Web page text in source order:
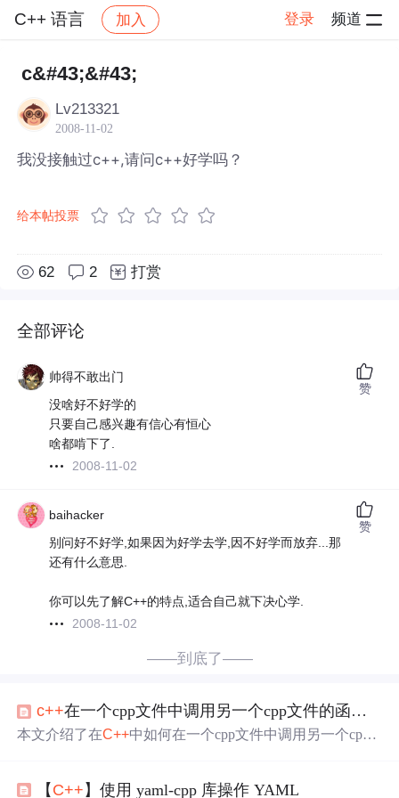
C++ 语言 加入 登录 频道
社区 C++ 语言
c&#43;&#43;
Lv213321
2008-11-02
我没接触过c++,请问c++好学吗？
给本帖投票
62 2 打赏
全部评论
帅得不敢出门
没啥好不好学的
只要自己感兴趣有信心有恒心
啥都啃下了.
2008-11-02
赞
baihacker
别问好不好学,如果因为好学去学,因不好学而放弃...那
还有什么意思.
你可以先了解C++的特点,适合自己就下决心学.
2008-11-02
赞
——到底了——
c++在一个cpp文件中调用另一个cpp文件的函数的两种方法
本文介绍了在C++中如何在一个cpp文件中调用另一个cpp
程。 【 C++ 】使用 yaml-cpp 库操作 YAML